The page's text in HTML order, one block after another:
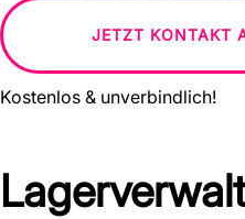
JETZT KONTAKT
Kostenlos & unverbindlich!